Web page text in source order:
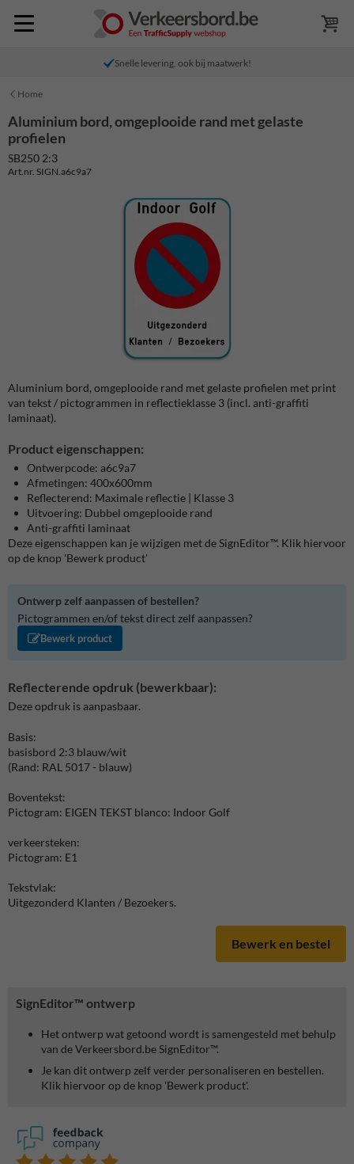
Snelle levering, ook bij maatwerk!
Home
SignEditor™ ontwerp
Het ontwerp wat getoond wordt is samengesteld met behulp
van de Verkeersbord.be SignEditor™.
Je kan dit ontwerp zelf verder personaliseren en bestellen.
Klik hiervoor op de knop 'Bewerk product'.
Aluminium bord, omgeplooide rand met gelaste
profielen
SB250 2:3
Art.nr. SIGN.a6c9a7
Aluminium bord, omgeplooide rand met gelaste profielen met print
van tekst / pictogrammen in reflectieklasse 3 (incl. anti-graffiti
laminaat).
Product eigenschappen:
Ontwerpcode: a6c9a7
Afmetingen: 400x600mm
Reflecterend: Maximale reflectie | Klasse 3
Uitvoering: Dubbel omgeplooide rand
Anti-graffiti laminaat
Deze eigenschappen kan je wijzigen met de SignEditor™. Klik hiervoor
op de knop 'Bewerk product'
Ontwerp zelf aanpassen of bestellen?
Pictogrammen en/of tekst direct zelf aanpassen?
Bewerk product
Reflecterende opdruk (bewerkbaar):
Deze opdruk is aanpasbaar.
Basis:
basisbord 2:3 blauw/wit
(Rand: RAL 5017 - blauw)
Boventekst:
Pictogram: EIGEN TEKST blanco: Indoor Golf
verkeersteken:
Pictogram: E1
Tekstvlak:
Uitgezonderd Klanten / Bezoekers.
Bewerk en bestel